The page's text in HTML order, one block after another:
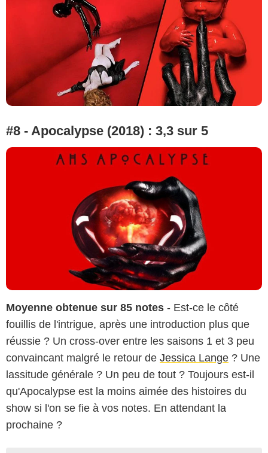
#8 - Apocalypse (2018) : 3,3 sur 5
Moyenne obtenue sur 85 notes - Est-ce le côté
fouillis de l'intrigue, après une introduction plus que
réussie ? Un cross-over entre les saisons 1 et 3 peu
convaincant malgré le retour de Jessica Lange ? Une
lassitude générale ? Un peu de tout ? Toujours est-il
qu'Apocalypse est la moins aimée des histoires du
show si l'on se fie à vos notes. En attendant la
prochaine ?